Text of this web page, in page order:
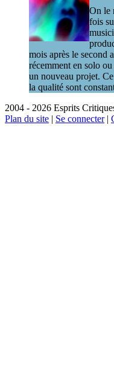
On le
fois
mois après le second
récemment en solo
un nouveau projet.
la qualité sont
2004 - 2026 Esprits
Plan du site | Se connecter|